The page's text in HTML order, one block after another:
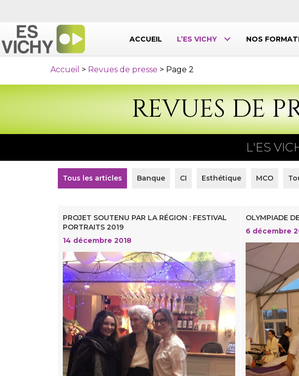
ACCUEIL L’ES VICHY NOS
Accueil > Revues de presse > Page 2
REVUES DE
L'ES
Tous les articles Banque CI Esthétique MCO
PROJET SOUTENU PAR LA RÉGION : FESTIVAL
PORTRAITS 2019
14 décembre 2018
OLYMPIADE
6 décembre